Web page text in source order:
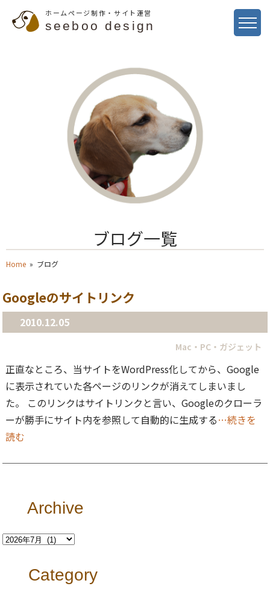
ホームページ制作・サイト運営
seeboo design
ブログ一覧
Home » ブログ
Googleのサイトリンク
2010.12.05
Mac・PC・ガジェット
正直なところ、当サイトをWordPress化してから、Google
に表示されていた各ページのリンクが消えてしまいまし
た。 このリンクはサイトリンクと言い、Googleのクローラ
ーが勝手にサイト内を参照して自動的に生成する…続きを
読む
Archive
Category